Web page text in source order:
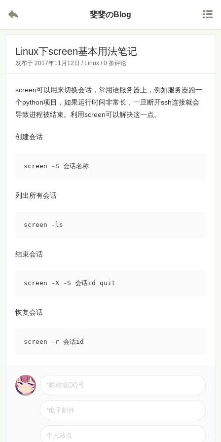
 斐斐のBlog 
Linux下screen基本用法笔记
发布于 2017年11月12日 / Linux /0 条评论
screen可以用来切换会话，常用语服务器上，例如服务器跑一
个python项目，如果运行时间非常长，一旦断开ssh连接就会
导致进程被结束。利用screen可以解决这一点。
创建会话
screen -S 会话名称
列出所有会话
screen -ls
结束会话
screen -X -S 会话id quit
恢复会话
screen -r 会话id